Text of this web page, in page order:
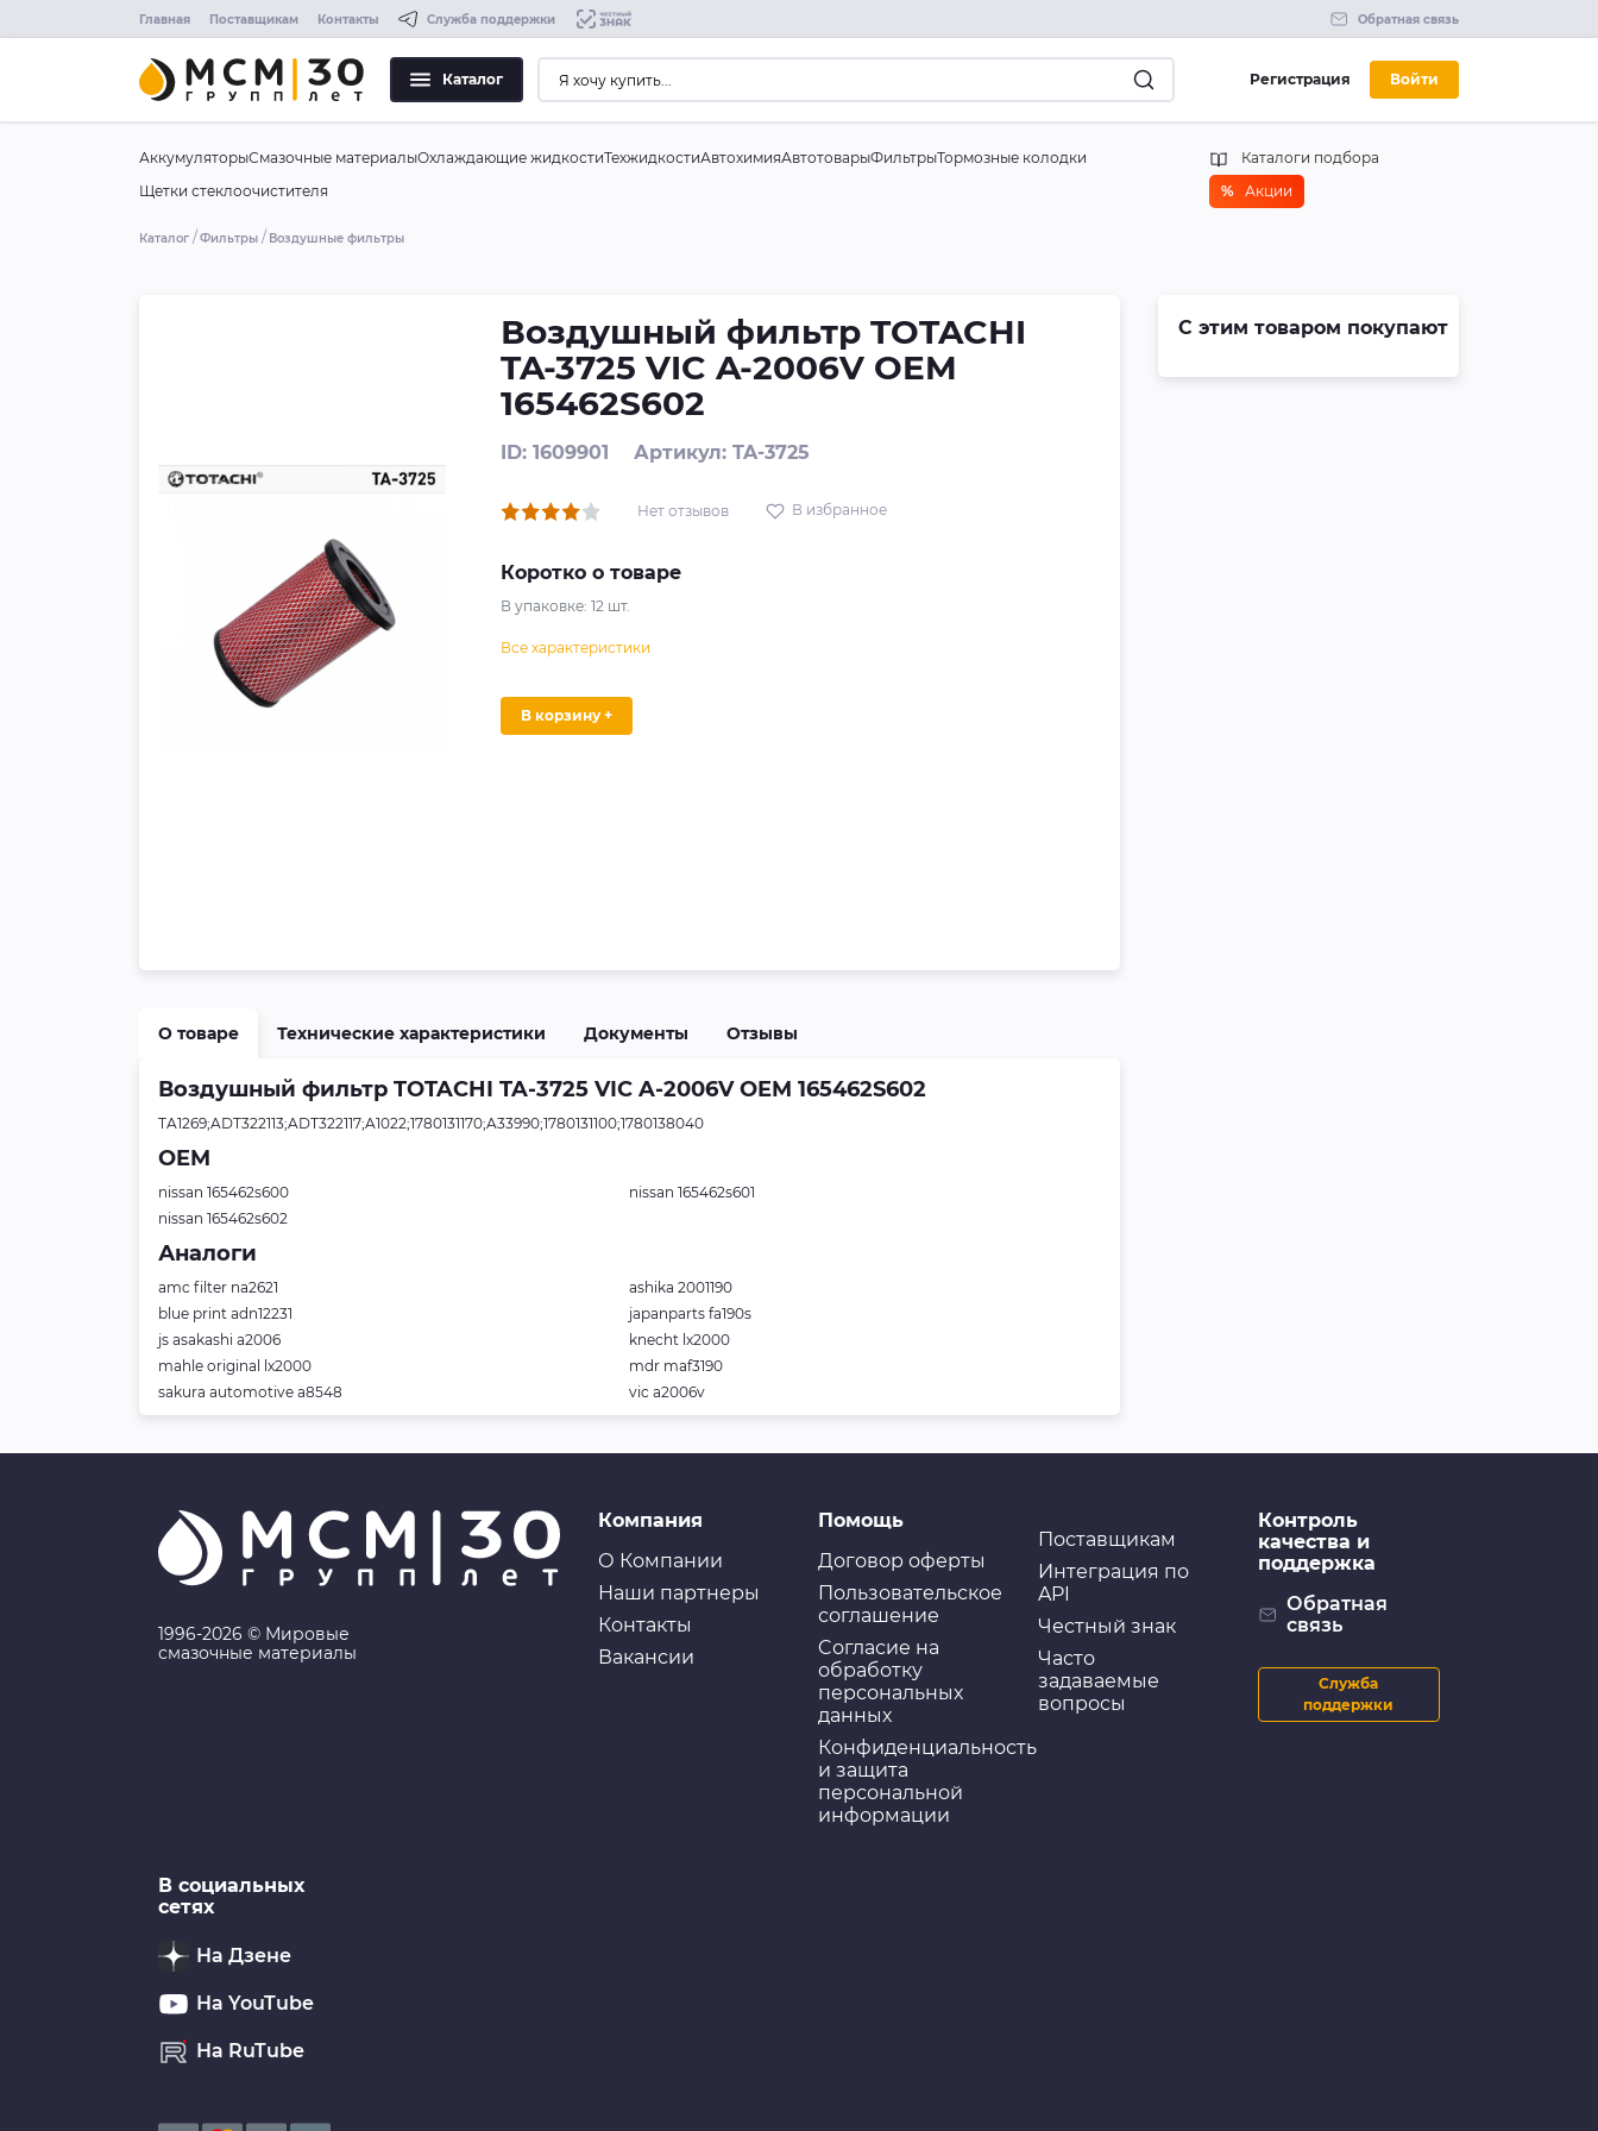
Главная Поставщикам Контакты Служба поддержки Обратная связь
Каталог Регистрация Войти
АккумуляторыСмазочные материалыОхлаждающие жидкостиТехжидкостиАвтохимияАвтотоварыФильтрыТормозные колодки
Щетки стеклоочистителя
Каталоги подбора
% Акции
Каталог Фильтры Воздушные фильтры
Воздушный фильтр TOTACHI
TA-3725 VIC A-2006V OEM
165462S602
ID: 1609901 Артикул: TA-3725
Нет отзывов В избранное
Коротко о товаре
В упаковке:12 шт.
Все характеристики
В корзину +
О товаре Технические характеристики Документы Отзывы
Воздушный фильтр TOTACHI TA-3725 VIC A-2006V OEM 165462S602
TA1269;ADT322113;ADT322117;A1022;1780131170;A33990;1780131100;1780138040
OEM
nissan 165462s600
nissan 165462s601
nissan 165462s602
Аналоги
amc filter na2621
ashika 2001190
blue print adn12231
japanparts fa190s
js asakashi a2006
knecht lx2000
mahle original lx2000
mdr maf3190
sakura automotive a8548
vic a2006v
С этим товаром покупают
1996-2026 © Мировые
смазочные материалы
Компания
О Компании
Наши партнеры
Контакты
Вакансии
Помощь
Договор оферты
Пользовательское
соглашение
Cогласие на
обработку
персональных
данных
Конфиденциальность
и защита
персональной
информации
Поставщикам
Интеграция по
API
Честный знак
Часто
задаваемые
вопросы
Контроль
качества и
поддержка
Обратная
связь
Служба
поддержки
В социальных
сетях
На Дзене
На YouTube
На RuTube